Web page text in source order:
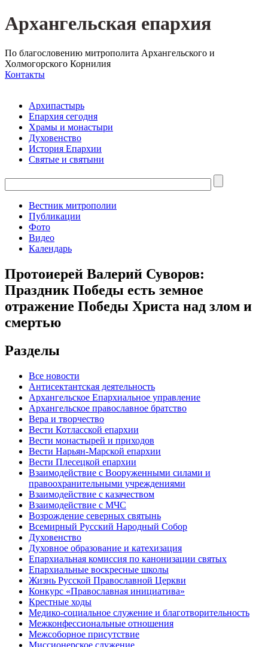
Архангельская епархия
По благословению митрополита Архангельского и
Холмогорского Корнилия
Контакты
Архипастырь
Епархия сегодня
Храмы и монастыри
Духовенство
История Епархии
Святые и святыни
Вестник митрополии
Публикации
Фото
Видео
Календарь
Протоиерей Валерий Суворов:
Праздник Победы есть земное
отражение Победы Христа над злом и
смертью
Разделы
Все новости
Антисектантская деятельность
Архангельское Епархиальное управление
Архангельское православное братство
Вера и творчество
Вести Котласской епархии
Вести монастырей и приходов
Вести Нарьян-Марской епархии
Вести Плесецкой епархии
Взаимодействие с Вооруженными силами и
правоохранительными учреждениями
Взаимодействие с казачеством
Взаимодействие с МЧС
Возрождение северных святынь
Всемирный Русский Народный Собор
Духовенство
Духовное образование и катехизация
Епархиальная комиссия по канонизации святых
Епархиальные воскресные школы
Жизнь Русской Православной Церкви
Конкурс «Православная инициатива»
Крестные ходы
Медико-социальное служение и благотворительность
Межконфессиональные отношения
Межсоборное присутствие
Миссионерское служение